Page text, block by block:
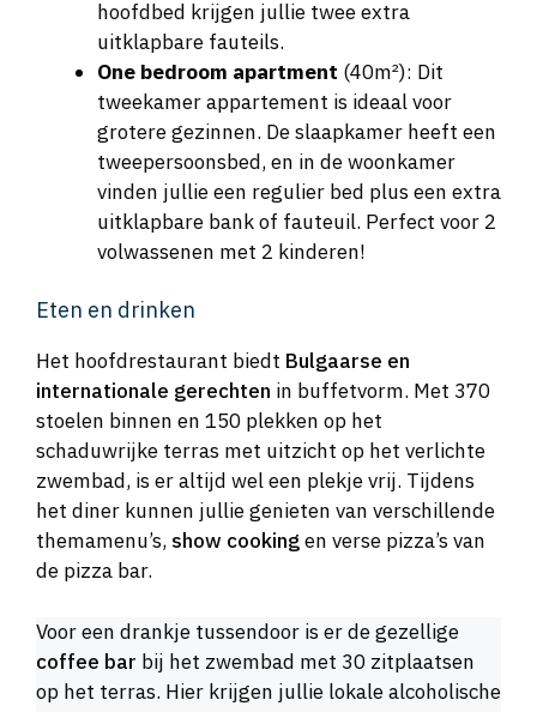
hoofdbed krijgen jullie twee extra
uitklapbare fauteils.
One bedroom apartment (40m²): Dit
tweekamer appartement is ideaal voor
grotere gezinnen. De slaapkamer heeft een
tweepersoonsbed, en in de woonkamer
vinden jullie een regulier bed plus een extra
uitklapbare bank of fauteuil. Perfect voor 2
volwassenen met 2 kinderen!
Eten en drinken
Het hoofdrestaurant biedt Bulgaarse en
internationale gerechten in buffetvorm. Met 370
stoelen binnen en 150 plekken op het
schaduwrijke terras met uitzicht op het verlichte
zwembad, is er altijd wel een plekje vrij. Tijdens
het diner kunnen jullie genieten van verschillende
themamenu’s, show cookingen verse pizza’s van
de pizza bar.
Voor een drankje tussendoor is er de gezellige
coffee bar bij het zwembad met 30 zitplaatsen
op het terras. Hier krijgen jullie lokale alcoholische